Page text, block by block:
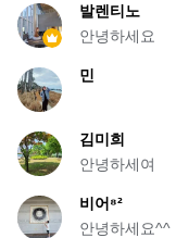
발렌티노
안녕하세요
민
김미희
안녕하세여
비어⁸²
안녕하세요^^